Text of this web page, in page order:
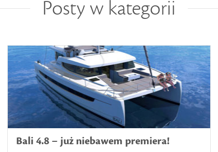
Posty w kategorii
Bali 4.8 – już niebawem premiera!